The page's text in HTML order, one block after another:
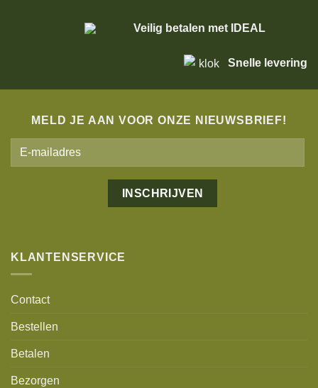
Veilig betalen met IDEAL
Snelle levering
MELD JE AAN VOOR ONZE NIEUWSBRIEF!
KLANTENSERVICE
Contact
Bestellen
Betalen
Bezorgen